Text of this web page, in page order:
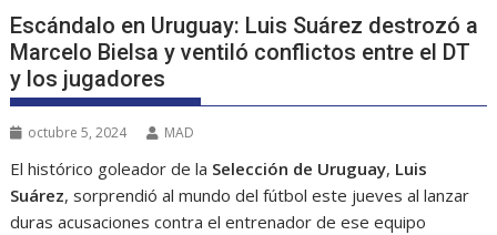
Escándalo en Uruguay: Luis Suárez destrozó a
Marcelo Bielsa y ventiló conflictos entre el DT
y los jugadores
octubre 5, 2024 MAD
El histórico goleador de la Selección de Uruguay, Luis
Suárez, sorprendió al mundo del fútbol este jueves al lanzar
duras acusaciones contra el entrenador de ese equipo